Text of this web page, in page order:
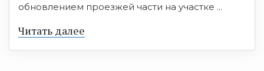
обновлением проезжей части на участке ...
Читать далее